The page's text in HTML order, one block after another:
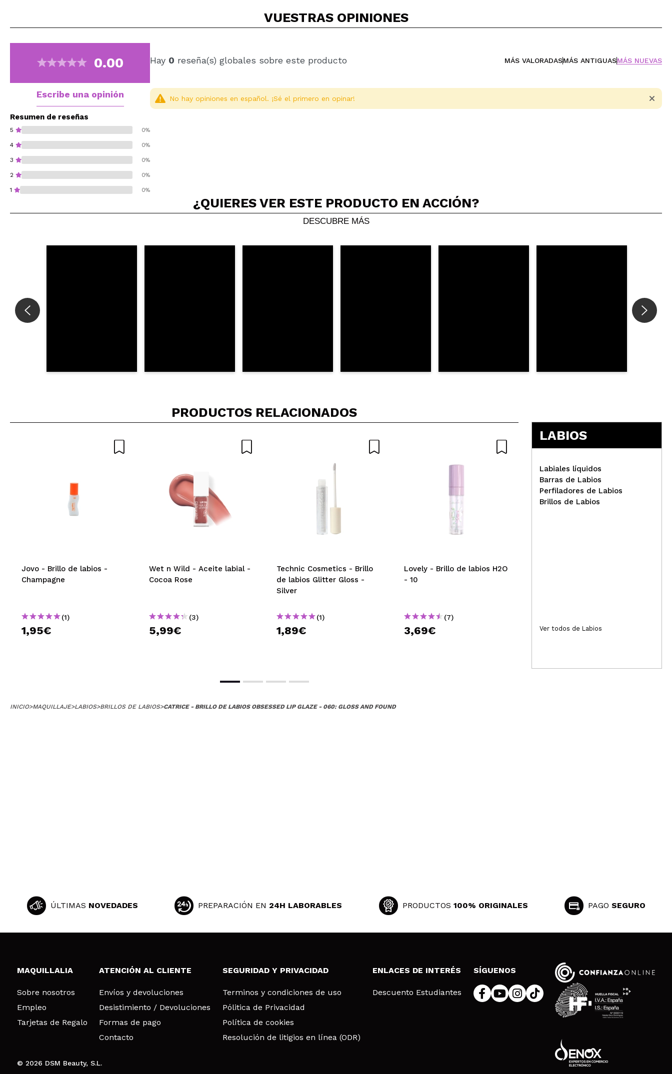
VUESTRAS OPINIONES
0.00
Escribe una opinión
Resumen de reseñas
5 0%
4 0%
3 0%
2 0%
1 0%
Hay 0 reseña(s) globales sobre este producto MÁS VALORADASMÁS ANTIGUASMÁS NUEVAS
Compartir un vídeo o una foto
Tu vídeo podría ser el primero. Imagínatelo...
¿Recomendarías su compra? Si No 5/5
No hay opiniones en español. ¡Sé el primero en opinar!
¿QUIERES VER ESTE PRODUCTO EN ACCIÓN?
DESCUBRE MÁS
PRODUCTOS RELACIONADOS
Jovo - Brillo de labios -
Champagne
(1)
1,95€
Wet n Wild - Aceite labial -
Cocoa Rose
(3)
5,99€
Technic Cosmetics - Brillo
de labios Glitter Gloss -
Silver
(1)
1,89€
Lovely - Brillo de labios H2O
- 10
(7)
3,69€ 1,99€
LABIOS
Labiales líquidos
Barras de Labios
Perfiladores de Labios
Brillos de Labios
Ver todos de Labios
INICIO>MAQUILLAJE>LABIOS>BRILLOS DE LABIOS>CATRICE - BRILLO DE LABIOS OBSESSED LIP GLAZE - 060: GLOSS AND FOUND
ÚLTIMAS NOVEDADES PREPARACIÓN EN 24H LABORABLES PRODUCTOS 100% ORIGINALES PAGO SEGURO
MAQUILLALIA
Sobre nosotros
Empleo
Tarjetas de Regalo
ATENCIÓN AL CLIENTE
Envíos y devoluciones
Desistimiento / Devoluciones
Formas de pago
Contacto
SEGURIDAD Y PRIVACIDAD
Terminos y condiciones de uso
Pólitica de Privacidad
Política de cookies
Resolución de litigios en línea (ODR)
ENLACES DE INTERÉS
Descuento Estudiantes
SÍGUENOS
© 2026 DSM Beauty, S.L.